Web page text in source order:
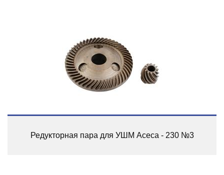
Редукторная пара для УШМ Асеса - 230 №3